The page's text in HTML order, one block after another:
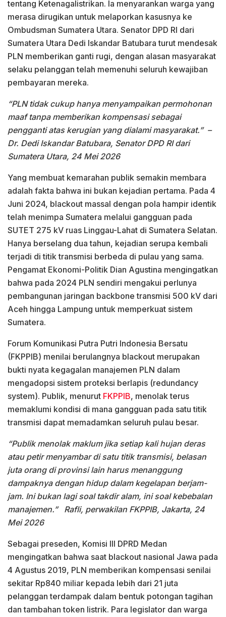
tentang Ketenagalistrikan. Ia menyarankan warga yang
merasa dirugikan untuk melaporkan kasusnya ke
Ombudsman Sumatera Utara. Senator DPD RI dari
Sumatera Utara Dedi Iskandar Batubara turut mendesak
PLN memberikan ganti rugi, dengan alasan masyarakat
selaku pelanggan telah memenuhi seluruh kewajiban
pembayaran mereka.
“PLN tidak cukup hanya menyampaikan permohonan
maaf tanpa memberikan kompensasi sebagai
pengganti atas kerugian yang dialami masyarakat.”–
Dr. Dedi Iskandar Batubara, Senator DPD RI dari
Sumatera Utara, 24 Mei 2026
Yang membuat kemarahan publik semakin membara
adalah fakta bahwa ini bukan kejadian pertama. Pada 4
Juni 2024, blackout massal dengan pola hampir identik
telah menimpa Sumatera melalui gangguan pada
SUTET 275 kV ruas Linggau-Lahat di Sumatera Selatan.
Hanya berselang dua tahun, kejadian serupa kembali
terjadi di titik transmisi berbeda di pulau yang sama.
Pengamat Ekonomi-Politik Dian Agustina mengingatkan
bahwa pada 2024 PLN sendiri mengakui perlunya
pembangunan jaringan backbone transmisi 500 kV dari
Aceh hingga Lampung untuk memperkuat sistem
Sumatera.
Forum Komunikasi Putra Putri Indonesia Bersatu
(FKPPIB) menilai berulangnya blackout merupakan
bukti nyata kegagalan manajemen PLN dalam
mengadopsi sistem proteksi berlapis (redundancy
system). Publik, menurut FKPPIB, menolak terus
memaklumi kondisi di mana gangguan pada satu titik
transmisi dapat memadamkan seluruh pulau besar.
“Publik menolak maklum jika setiap kali hujan deras
atau petir menyambar di satu titik transmisi, belasan
juta orang di provinsi lain harus menanggung
dampaknya dengan hidup dalam kegelapan berjam-
jam. Ini bukan lagi soal takdir alam, ini soal kebebalan
manajemen.”Rafli, perwakilan FKPPIB, Jakarta, 24
Mei 2026
Sebagai preseden, Komisi III DPRD Medan
mengingatkan bahwa saat blackout nasional Jawa pada
4 Agustus 2019, PLN memberikan kompensasi senilai
sekitar Rp840 miliar kepada lebih dari 21 juta
pelanggan terdampak dalam bentuk potongan tagihan
dan tambahan token listrik. Para legislator dan warga